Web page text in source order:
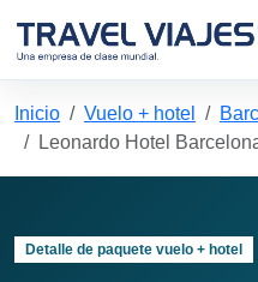
Inicio Vuelo + hotel
Leonardo Hotel
Detalle de paquete vuelo + hotel